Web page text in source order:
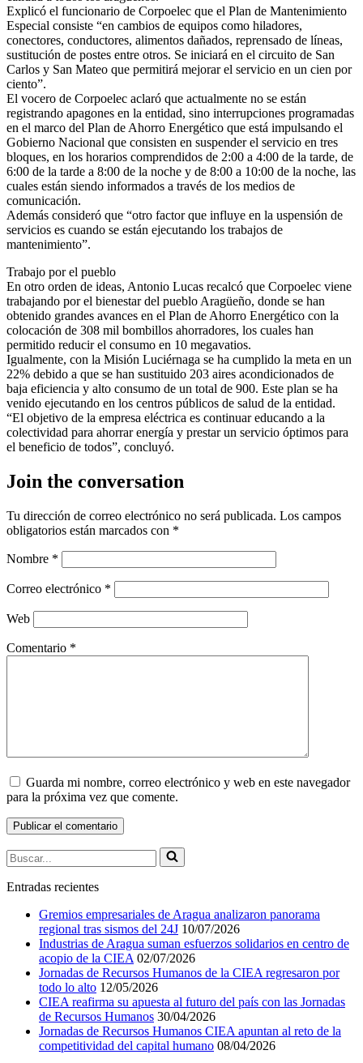
Explicó el funcionario de Corpoelec que el Plan de Mantenimiento
Especial consiste “en cambios de equipos como hiladores,
conectores, conductores, alimentos dañados, reprensado de líneas,
sustitución de postes entre otros. Se iniciará en el circuito de San
Carlos y San Mateo que permitirá mejorar el servicio en un cien por
ciento”.
El vocero de Corpoelec aclaró que actualmente no se están
registrando apagones en la entidad, sino interrupciones programadas
en el marco del Plan de Ahorro Energético que está impulsando el
Gobierno Nacional que consisten en suspender el servicio en tres
bloques, en los horarios comprendidos de 2:00 a 4:00 de la tarde, de
6:00 de la tarde a 8:00 de la noche y de 8:00 a 10:00 de la noche, las
cuales están siendo informados a través de los medios de
comunicación.
Además consideró que “otro factor que influye en la uspensión de
servicios es cuando se están ejecutando los trabajos de
mantenimiento”.
Trabajo por el pueblo
En otro orden de ideas, Antonio Lucas recalcó que Corpoelec viene
trabajando por el bienestar del pueblo Aragüeño, donde se han
obtenido grandes avances en el Plan de Ahorro Energético con la
colocación de 308 mil bombillos ahorradores, los cuales han
permitido reducir el consumo en 10 megavatios.
Igualmente, con la Misión Luciérnaga se ha cumplido la meta en un
22% debido a que se han sustituido 203 aires acondicionados de
baja eficiencia y alto consumo de un total de 900. Este plan se ha
venido ejecutando en los centros públicos de salud de la entidad.
“El objetivo de la empresa eléctrica es continuar educando a la
colectividad para ahorrar energía y prestar un servicio óptimos para
el beneficio de todos”, concluyó.
Join the conversation
Tu dirección de correo electrónico no será publicada. Los campos
obligatorios están marcados con *
Nombre *
Correo electrónico *
Web
Comentario *
Guarda mi nombre, correo electrónico y web en este navegador
para la próxima vez que comente.
Buscar...
Entradas recientes
Gremios empresariales de Aragua analizaron panorama
regional tras sismos del 24J 10/07/2026
Industrias de Aragua suman esfuerzos solidarios en centro de
acopio de la CIEA 02/07/2026
Jornadas de Recursos Humanos de la CIEA regresaron por
todo lo alto 12/05/2026
CIEA reafirma su apuesta al futuro del país con las Jornadas
de Recursos Humanos 30/04/2026
Jornadas de Recursos Humanos CIEA apuntan al reto de la
competitividad del capital humano 08/04/2026